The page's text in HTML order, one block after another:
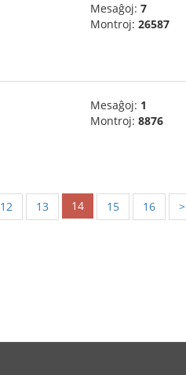
Mesaĝoj: 7
Montroj: 26587
Mesaĝoj: 1
Montroj: 8876
12 13 14 15 16 >